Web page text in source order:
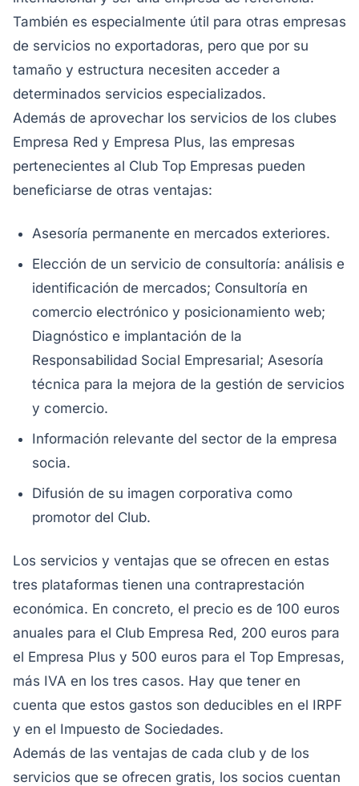
También es especialmente útil para otras empresas
de servicios no exportadoras, pero que por su
tamaño y estructura necesiten acceder a
determinados servicios especializados.
Además de aprovechar los servicios de los clubes
Empresa Red y Empresa Plus, las empresas
pertenecientes al Club Top Empresas pueden
beneficiarse de otras ventajas:
Asesoría permanente en mercados exteriores.
Elección de un servicio de consultoría: análisis e
identificación de mercados; Consultoría en
comercio electrónico y posicionamiento web;
Diagnóstico e implantación de la
Responsabilidad Social Empresarial; Asesoría
técnica para la mejora de la gestión de servicios
y comercio.
Información relevante del sector de la empresa
socia.
Difusión de su imagen corporativa como
promotor del Club.
Los servicios y ventajas que se ofrecen en estas
tres plataformas tienen una contraprestación
económica. En concreto, el precio es de 100 euros
anuales para el Club Empresa Red, 200 euros para
el Empresa Plus y 500 euros para el Top Empresas,
más IVA en los tres casos. Hay que tener en
cuenta que estos gastos son deducibles en el IRPF
y en el Impuesto de Sociedades.
Además de las ventajas de cada club y de los
servicios que se ofrecen gratis, los socios cuentan